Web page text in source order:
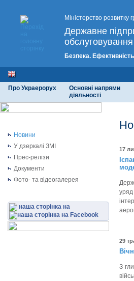
Міністерство розвитку
Державне
обслуговування
Безпека.
Про Украерорух
Основні напрями
діяльності
Новини
У дзеркалі ЗМІ
Прес-релізи
Документи
Фото- та відеогалерея
наша сторінка на
17
29
З